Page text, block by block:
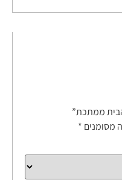
ממתכת”
מסומנים *